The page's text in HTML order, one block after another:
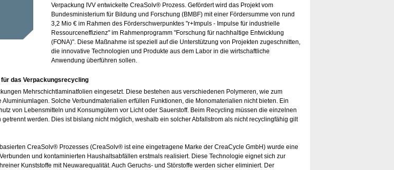
Verpackung IVV entwickelte CreaSolv® Prozess. Gefördert wird das Projekt vom
Bundesministerium für Bildung und Forschung (BMBF) mit einer Fördersumme von rund
3,2 Mio € im Rahmen des Förderschwerpunktes "r+Impuls - Impulse für industrielle
Ressourceneffizienz" im Rahmenprogramm "Forschung für nachhaltige Entwicklung
(FONA)". Diese Maßnahme ist speziell auf die Unterstützung von Projekten zugeschnitten,
die innovative Technologien und Produkte aus dem Labor in die wirtschaftliche
Anwendung überführen sollen.
das Verpackungsrecycling
Mehrschichtlaminatfolien eingesetzt. Diese bestehen aus verschiedenen Polymeren, wie zum
Aluminiumlagen. Solche Verbundmaterialien erfüllen Funktionen, die Monomaterialien nicht bieten. Ein
von Lebensmitteln und Konsumgütern vor Licht oder Sauerstoff. Beim Recycling müssen die einzelnen
werden. Dies ist bislang nicht möglich, weshalb ein solcher Abfallstrom als nicht recyclingfähig gilt
CreaSolv® Prozesses (CreaSolv® ist eine eingetragene Marke der CreaCycle GmbH) wurde eine
und kontaminierten Haushaltsabfällen erstmals realisiert. Diese Technologie eignet sich zur
Kunststoffe mit Neuwarequalität. Auch Geruchs- und Störstoffe werden sicher eliminiert. Der